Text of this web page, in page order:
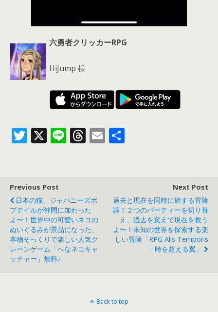
六勇者クリッカーRPG
HiJump 様
T
er
X Li T
d
s
E
Previous Post
日本の猫、ジャパニーズボ
ブテイルが仲間に加わった
よ〜！世界中の可愛いネコの
ぬいぐるみが景品になった、
本物そっくりで楽しい人気ク
レーンゲーム「へなネコキャ
ッチャー」無料♪
Next Post
過去と現在を同時に旅する冒険
譚！２つのパーティーを切り替
え、過去を変えて現在を救う
よ〜！未知の世界を探索する楽
しい冒険「RPG Alis Temporis
- 時を超える翼」
Back to top